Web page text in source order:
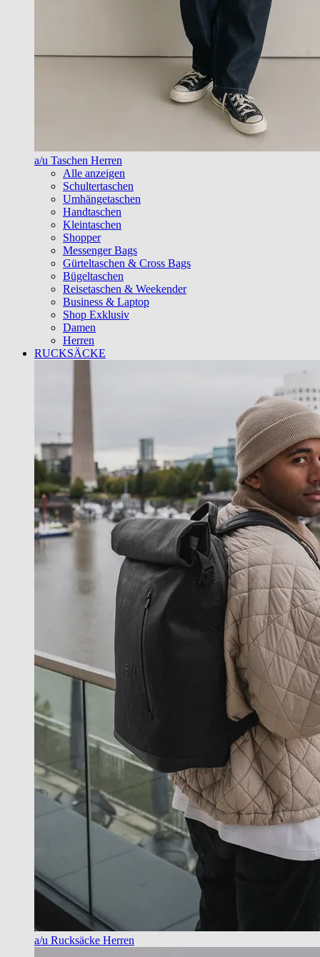
a/u Taschen Herren
Alle anzeigen
Schultertaschen
Umhängetaschen
Handtaschen
Kleintaschen
Shopper
Messenger Bags
Gürteltaschen & Cross Bags
Bügeltaschen
Reisetaschen & Weekender
Business & Laptop
Shop Exklusiv
Damen
Herren
RUCKSÄCKE
a/u Rucksäcke Herren